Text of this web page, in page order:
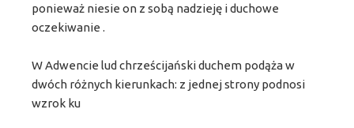
ponieważ niesie on z sobą nadzieję i duchowe
oczekiwanie .
W Adwencie lud chrześcijański duchem podąża w
dwóch różnych kierunkach: z jednej strony podnosi
wzrok ku